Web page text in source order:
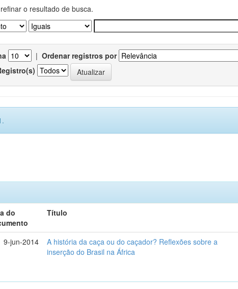
o resultado de busca.
| Ordenar registros por
do
Título
9-jun-2014
A história da caça ou do caçador? Reflexões sobre a
inserção do Brasil na África